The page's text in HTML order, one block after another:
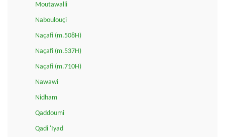
Moutawalli
Naboulouçi
Naçafi (m.508H)
Naçafi (m.537H)
Naçafi (m.710H)
Nawawi
Nidham
Qaddoumi
Qadi 'Iyad